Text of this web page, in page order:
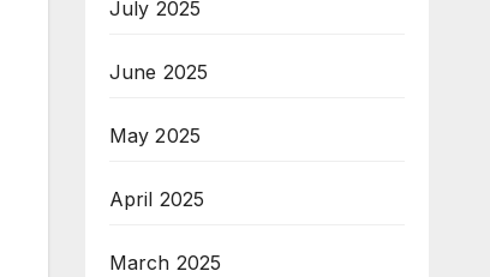
July 2025
June 2025
May 2025
April 2025
March 2025